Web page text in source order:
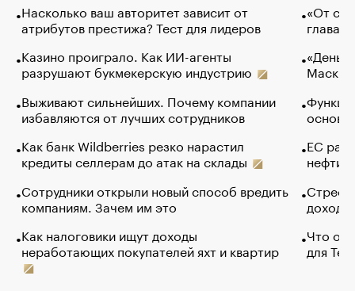
Насколько ваш авторитет зависит от
атрибутов престижа? Тест для лидеров
Казино проиграло. Как ИИ-агенты
разрушают букмекерскую индустрию
Выживают сильнейших. Почему компании
избавляются от лучших сотрудников
Как банк Wildberries резко нарастил
кредиты селлерам до атак на склады
Сотрудники открыли новый способ вредить
компаниям. Зачем им это
Как налоговики ищут доходы
неработающих покупателей яхт и квартир
«От
глава
Маск в
основ
ЕС
нефти
Что
для